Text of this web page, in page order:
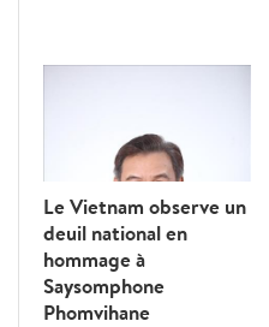
Le Vietnam observe un
deuil national en
hommage à
Saysomphone
Phomvihane